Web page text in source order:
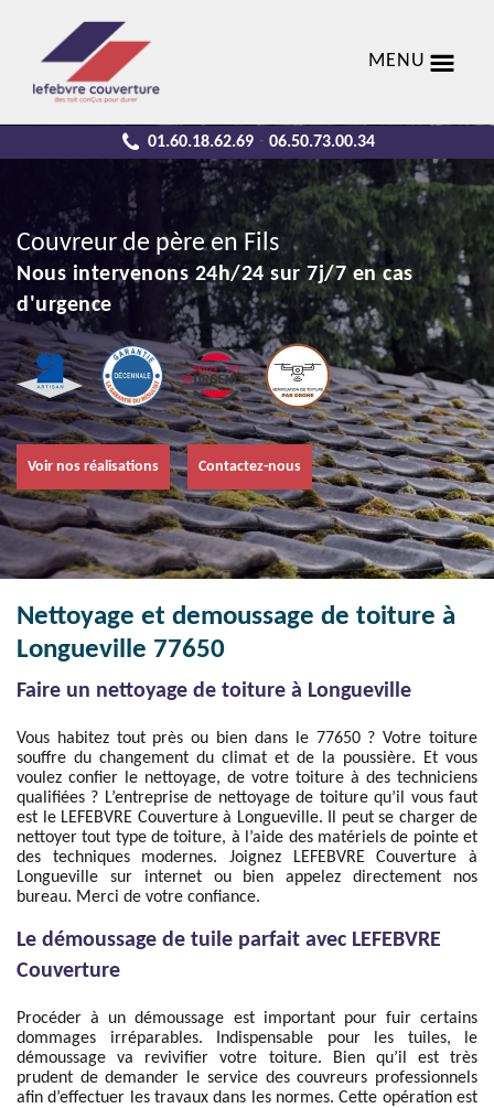
MENU
01.60.18.62.69 - 06.50.73.00.34
Couvreur de père en Fils
Nous intervenons 24h/24 sur 7j/7 en cas
d'urgence
Voir nos réalisations Contactez-nous
Nettoyage et demoussage de toiture à
Longueville 77650
Faire un nettoyage de toiture à Longueville
Vous habitez tout près ou bien dans le 77650 ? Votre toiture
souffre du changement du climat et de la poussière. Et vous
voulez confier le nettoyage, de votre toiture à des techniciens
qualifiées ? L’entreprise de nettoyage de toiture qu’il vous faut
est le LEFEBVRE Couverture à Longueville. Il peut se charger de
nettoyer tout type de toiture, à l’aide des matériels de pointe et
des techniques modernes. Joignez LEFEBVRE Couverture à
Longueville sur internet ou bien appelez directement nos
bureau. Merci de votre confiance.
Le démoussage de tuile parfait avec LEFEBVRE
Couverture
Procéder à un démoussage est important pour fuir certains
dommages irréparables. Indispensable pour les tuiles, le
démoussage va revivifier votre toiture. Bien qu’il est très
prudent de demander le service des couvreurs professionnels
afin d’effectuer les travaux dans les normes. Cette opération est